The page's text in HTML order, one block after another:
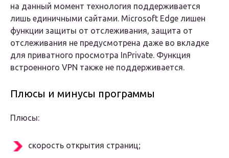
на данный момент технология поддерживается
лишь единичными сайтами. Microsoft Edge лишен
функции защиты от отслеживания, защита от
отслеживания не предусмотрена даже во вкладке
для приватного просмотра InPrivate. Функция
встроенного VPN также не поддерживается.
Плюсы и минусы программы
Плюсы:
скорость открытия страниц;